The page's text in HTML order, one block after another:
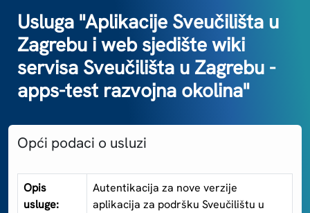
Za krajnje korisnike
Za davatelje usluga
Za matične ustanove
Kontakt
Usluga "Aplikacije Sveučilišta u
Zagrebu i web sjedište wiki
servisa Sveučilišta u Zagrebu -
apps-test razvojna okolina"
Opći podaci o usluzi
Opis
usluge:
Autentikacija za nove verzije
aplikacija za podršku Sveučilištu u